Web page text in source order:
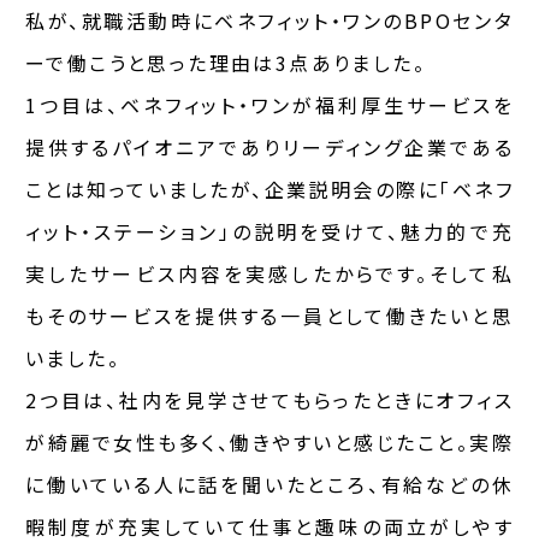
私が、就職活動時にベネフィット・ワンのBPOセンタ
ーで働こうと思った理由は3点ありました。
1つ目は、ベネフィット・ワンが福利厚生サービスを
提供するパイオニアでありリーディング企業である
ことは知っていましたが、企業説明会の際に「ベネフ
ィット・ステーション」の説明を受けて、魅力的で充
実したサービス内容を実感したからです。そして私
もそのサービスを提供する一員として働きたいと思
いました。
2つ目は、社内を見学させてもらったときにオフィス
が綺麗で女性も多く、働きやすいと感じたこと。実際
に働いている人に話を聞いたところ、有給などの休
暇制度が充実していて仕事と趣味の両立がしやす